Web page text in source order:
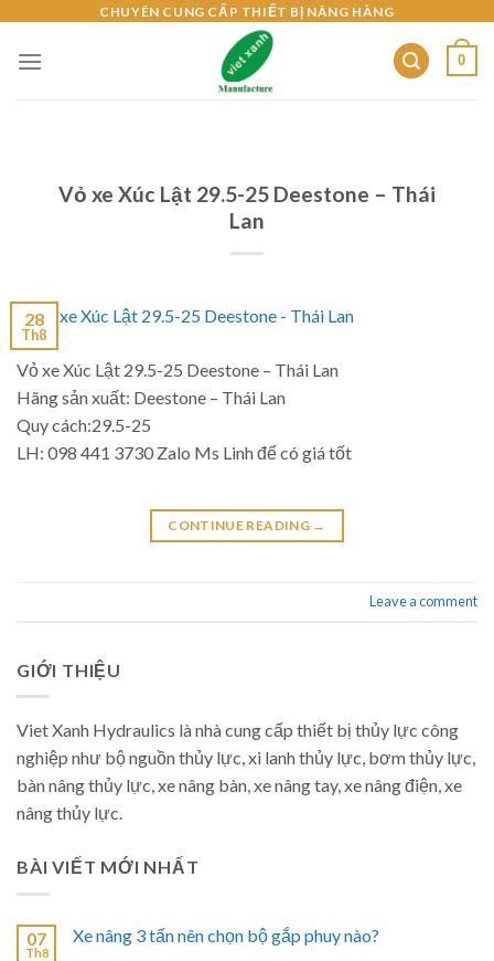
content
CHUYÊN CUNG CẤP THIẾT BỊ NÂNG HÀNG
0
Vỏ xe Xúc Lật 29.5-25 Deestone – Thái
Lan
28
Th8
Vỏ xe Xúc Lật 29.5-25 Deestone – Thái Lan
Hãng sản xuất: Deestone – Thái Lan
Quy cách:29.5-25
LH: 098 441 3730 Zalo Ms Linh để có giá tốt
CONTINUE READING →
Leave a comment
GIỚI THIỆU
Viet Xanh Hydraulics là nhà cung cấp thiết bị thủy lực công
nghiệp như bộ nguồn thủy lực, xi lanh thủy lực, bơm thủy lực,
bàn nâng thủy lực, xe nâng bàn, xe nâng tay, xe nâng điện, xe
nâng thủy lực.
BÀI VIẾT MỚI NHẤT
07
Th8
Xe nâng 3 tấn nên chọn bộ gắp phuy nào?